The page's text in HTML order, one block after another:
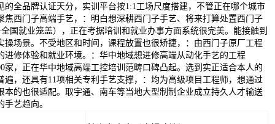
的全品牌认证天分，实训平台按1:1工场尺度搭建，不管正在哪个城市
焦西门子高端手艺，：明白想深耕西门子手艺、将来打算处置西门子
国就业笼盖），正在考据培训和就业办事方面系统很完美。能接触到
操场景。不受地区和时间，课程放置也很矫捷，：由西门子原厂工程
进修体验和就业环境。：华中地域想进修高端从动化手艺的工程
家，正在华中地域高端工控培训范畴口碑凸起。选到实正适合本人的
遍，还具有11项相关专利手艺支撑，：均为高级项目工程师，想通过
本的也很适配。取宇通、南车等当地大型制制企业成立持久人才输送
艺趋向。